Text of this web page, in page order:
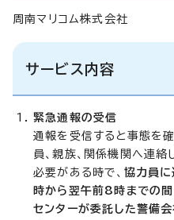
周南マリコム株式会社
サービス内容
緊急通報の受信
通報を受信すると事態を
員、親族、関係機関へ連絡
必要がある時で、 協力員に
時から翌午前8時までの
センターが委託した警備